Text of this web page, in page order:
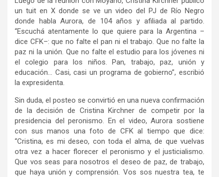
un tuit en X donde se ve un video del PJ de Río Negro
donde habla Aurora, de 104 años y afiliada al partido.
“Escuchá atentamente lo que quiere para la Argentina –
dice CFK–: que no falte el pan ni el trabajo. Que no falte la
paz ni la unión. Que no falte el estudio para los jóvenes ni
el colegio para los niños. Pan, trabajo, paz, unión y
educación… Casi, casi un programa de gobierno”, escribió
la expresidenta.
Sin duda, el posteo se convirtió en una nueva confirmación
de la decisión de Cristina Kirchner de competir por la
presidencia del peronismo. En el video, Aurora sostiene
con sus manos una foto de CFK al tiempo que dice:
“Cristina, es mi deseo, con toda el alma, de que vuelvas
otra vez a hacer florecer el peronismo y el justicialismo.
Que vos seas para nosotros el deseo de paz, de trabajo,
que haya unión y comprensión. Vos sos nuestra tea, te